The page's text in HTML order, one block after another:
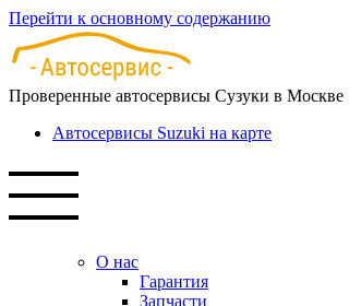
Перейти к основному содержанию
Проверенные автосервисы Сузуки в Москве
Автосервисы Suzuki на карте
О нас
Гарантия
Запчасти